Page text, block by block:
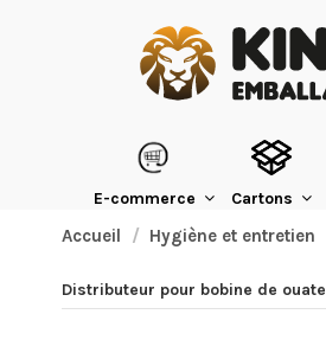
E-commerce Cartons
Accueil Hygiène et entretien
Distributeur pour bobine de ouate